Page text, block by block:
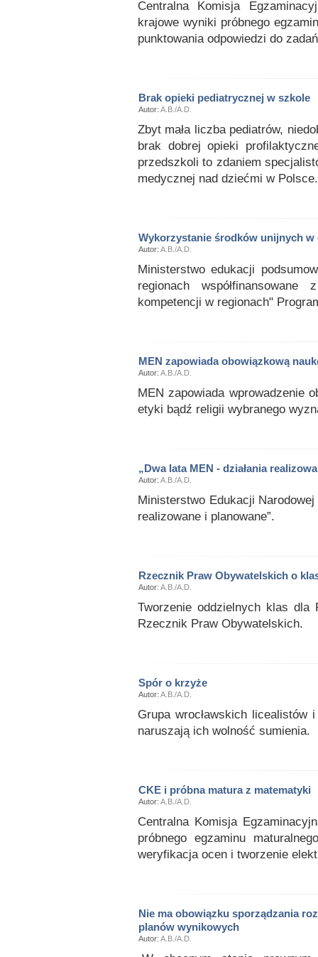
Centralna Komisja
krajowe wyniki próbnego
punktowania odpowiedzi do
Brak opieki pediatrycznej w szkole
Autor: A.B./A.D.
Zbyt mała liczba pediatrów,
brak dobrej opieki
przedszkoli to zdaniem
medycznej nad dziećmi w Polsce.
Wykorzystanie środków unijnych w
Autor: A.B./A.D.
Ministerstwo edukacji
regionach
kompetencji w regionach"
MEN zapowiada obowiązkową
Autor: A.B./A.D.
MEN zapowiada wprowadzenie
etyki bądź religii wybranego
„Dwa lata MEN - działania
Autor: A.B./A.D.
Ministerstwo Edukacji Narodowej
realizowane i planowane”.
Rzecznik Praw Obywatelskich o
Autor: A.B./A.D.
Tworzenie oddzielnych klas dla
Rzecznik Praw Obywatelskich.
Spór o krzyże
Autor: A.B./A.D.
Grupa wrocławskich
naruszają ich wolność sumienia.
CKE i próbna matura z matematyki
Autor: A.B./A.D.
Centralna Komisja
próbnego egzaminu
weryfikacja ocen i tworzenie
Nie ma obowiązku sporządzania
planów wynikowych
Autor: A.B./A.D.